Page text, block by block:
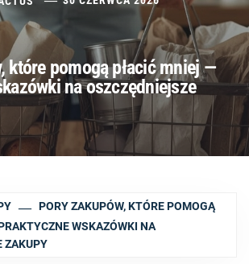
które pomogą płacić mniej —
na oszczędniejsze
PORY ZAKUPÓW, KTÓRE POMOGĄ
WSKAZÓWKI NA
ZAKUPY